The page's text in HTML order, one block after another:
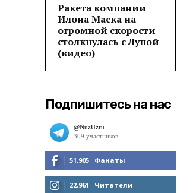
Ракета компании
Илона Маска на
огромной скорости
столкнулась с Луной
(видео)
Подпишитесь на нас
51,905 Фанаты
МНЕ НРАВИТСЯ
22,961 Читатели